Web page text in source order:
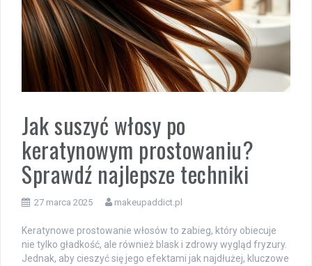
Jak suszyć włosy po
keratynowym prostowaniu?
Sprawdź najlepsze techniki
27 marca 2025 makeupaddict.pl
Keratynowe prostowanie włosów to zabieg, który obiecuje
nie tylko gładkość, ale również blask i zdrowy wygląd fryzury.
Jednak, aby cieszyć się jego efektami jak najdłużej, kluczowe